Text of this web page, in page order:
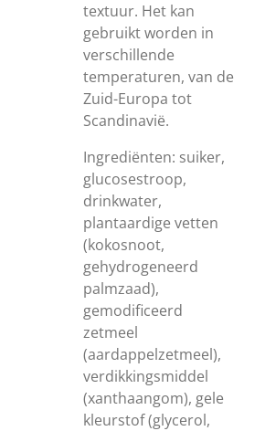
textuur. Het kan
gebruikt worden in
verschillende
temperaturen, van de
Zuid-Europa tot
Scandinavië.
Ingrediënten: suiker,
glucosestroop,
drinkwater,
plantaardige vetten
(kokosnoot,
gehydrogeneerd
palmzaad),
gemodificeerd
zetmeel
(aardappelzetmeel),
verdikkingsmiddel
(xanthaangom), gele
kleurstof (glycerol,